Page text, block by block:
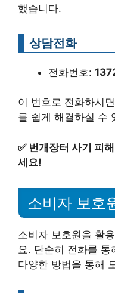
했습니다.
상담전화
전화번호:
이 번호로 전화하시
를 쉽게 해결하실 수
✅ 번개장터 사기 피
세요!
소비자 보호
소비자 보호원을 활
요. 단순히 전화를
다양한 방법을 통해